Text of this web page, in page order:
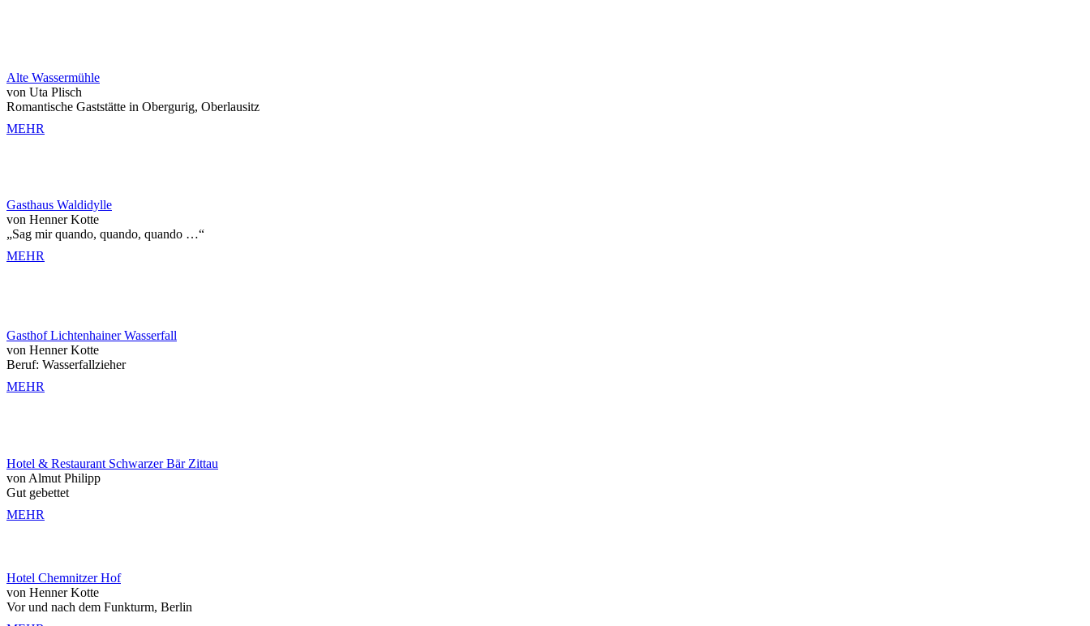
Alte Wassermühle
von Uta Plisch
Romantische Gaststätte in Obergurig, Oberlausitz
MEHR
Gasthaus Waldidylle
von Henner Kotte
„Sag mir quando, quando, quando …“
MEHR
Gasthof Lichtenhainer Wasserfall
von Henner Kotte
Beruf: Wasserfallzieher
MEHR
Hotel & Restaurant Schwarzer Bär Zittau
von Almut Philipp
Gut gebettet
MEHR
Hotel Chemnitzer Hof
von Henner Kotte
Vor und nach dem Funkturm, Berlin